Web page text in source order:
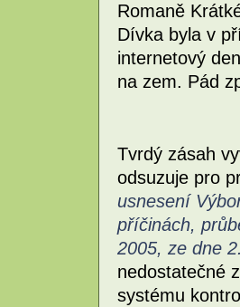
Romaně
Dívka byla v
internetový
na zem. Pád
Tvrdý zásah
odsuzuje pro
usnesení
příčinách,
2005, ze dne
nedostatečné
systému